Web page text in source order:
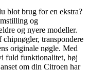
blot brug for en ekstra?
og
og nyere modeller.
transpondere
originale nøgle. Med
fuld funktionalitet, høj
om din Citroen har